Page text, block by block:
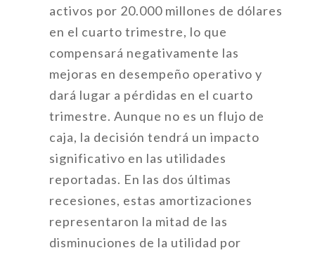
activos por 20.000 millones de dólares
en el cuarto trimestre, lo que
compensará negativamente las
mejoras en desempeño operativo y
dará lugar a pérdidas en el cuarto
trimestre. Aunque no es un flujo de
caja, la decisión tendrá un impacto
significativo en las utilidades
reportadas. En las dos últimas
recesiones, estas amortizaciones
representaron la mitad de las
disminuciones de la utilidad por